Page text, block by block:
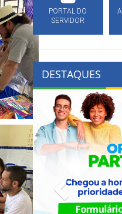
PORTAL DO
SERVIDOR
DESTAQUES
Previous